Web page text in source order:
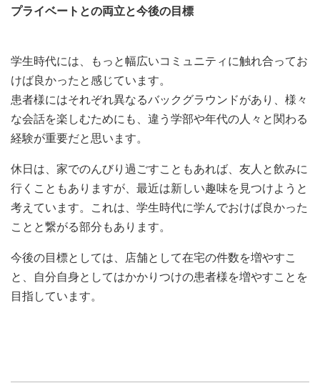
プライベートとの両立と今後の目標
学生時代には、もっと幅広いコミュニティに触れ合ってお
けば良かったと感じています。
患者様にはそれぞれ異なるバックグラウンドがあり、様々
な会話を楽しむためにも、違う学部や年代の人々と関わる
経験が重要だと思います。
休日は、家でのんびり過ごすこともあれば、友人と飲みに
行くこともありますが、最近は新しい趣味を見つけようと
考えています。これは、学生時代に学んでおけば良かった
ことと繋がる部分もあります。
今後の目標としては、店舗として在宅の件数を増やすこ
と、自分自身としてはかかりつけの患者様を増やすことを
目指しています。